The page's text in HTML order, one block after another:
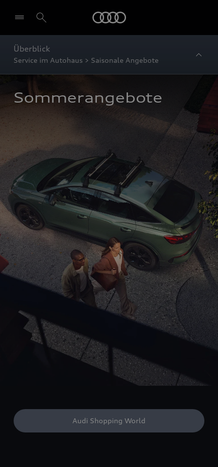
Überblick
Service im Autohaus > Saisonale Angebote
Sommerangebote
Audi Shopping World